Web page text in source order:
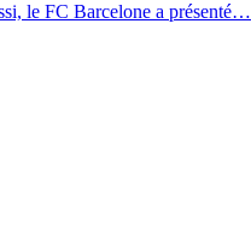
le FC Barcelone a présenté…